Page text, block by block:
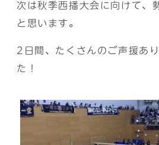
次は秋季西播大会に向けて、
と思います。
2日間、たくさんのご声援あ
た！